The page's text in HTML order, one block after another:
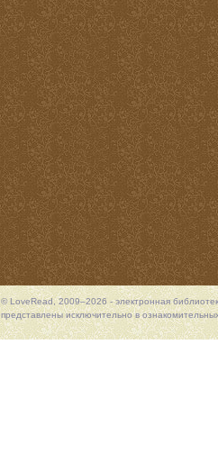
© LoveRead, 2009–2026 - электронная
представлены исключительно в